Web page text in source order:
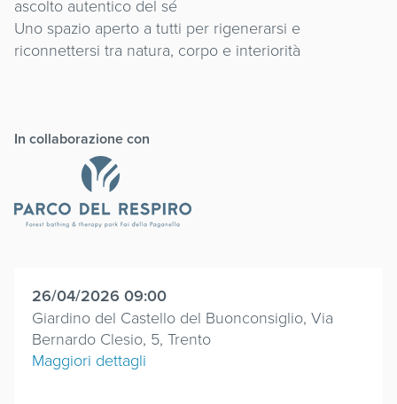
ascolto autentico del sé
Uno spazio aperto a tutti per rigenerarsi e
riconnettersi tra natura, corpo e interiorità
In collaborazione con
26/04/2026 09:00
Giardino del Castello del Buonconsiglio, Via
Bernardo Clesio, 5, Trento
Maggiori dettagli